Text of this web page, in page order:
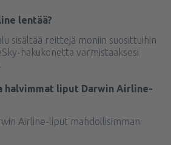
lentää?
sisältää reittejä moniin suosittuihin
hakukonetta varmistaaksesi
liput Darwin Airline-
Airline-liput mahdollisimman